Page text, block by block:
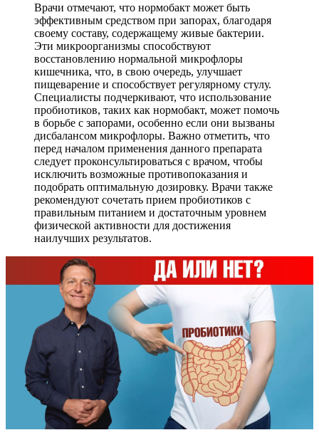
Врачи отмечают, что нормобакт может быть
эффективным средством при запорах, благодаря
своему составу, содержащему живые бактерии.
Эти микроорганизмы способствуют
восстановлению нормальной микрофлоры
кишечника, что, в свою очередь, улучшает
пищеварение и способствует регулярному стулу.
Специалисты подчеркивают, что использование
пробиотиков, таких как нормобакт, может помочь
в борьбе с запорами, особенно если они вызваны
дисбалансом микрофлоры. Важно отметить, что
перед началом применения данного препарата
следует проконсультироваться с врачом, чтобы
исключить возможные противопоказания и
подобрать оптимальную дозировку. Врачи также
рекомендуют сочетать прием пробиотиков с
правильным питанием и достаточным уровнем
физической активности для достижения
наилучших результатов.